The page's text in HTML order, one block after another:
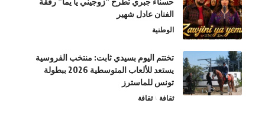
الفنان عادل شهير
الوطنية
تختتم اليوم بسيدي ثابت: منتخب الفروسية
يستعد للألعاب المتوسطية 2026 ببطولة
تونس للماسترز
ثقافة ثقافة